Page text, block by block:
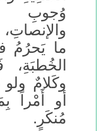
وُجوبِ
ما يَحرُمُ
وكَلامٌ
أو أَمْراً
مُنكَرٍ.